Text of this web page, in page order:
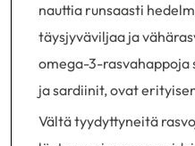
nauttia runsaasti
täysjyväviljaa ja
omega-3-rasvahappoja
ja sardiinit, ovat
Vältä tyydyttyneitä